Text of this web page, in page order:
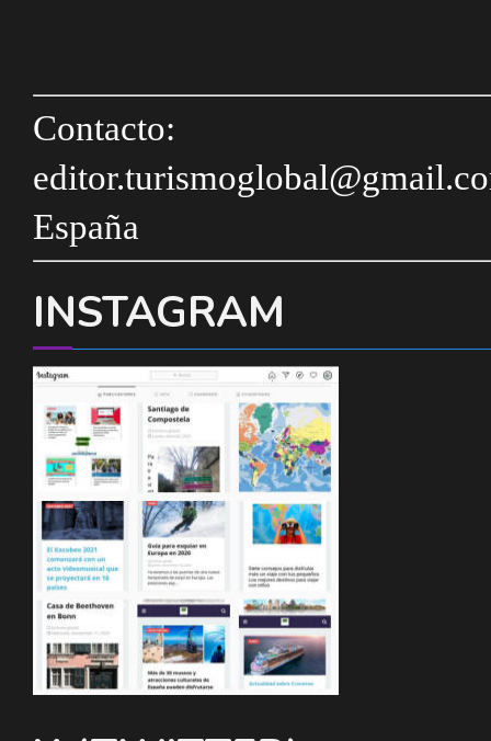
Contacto:
España
INSTAGRAM